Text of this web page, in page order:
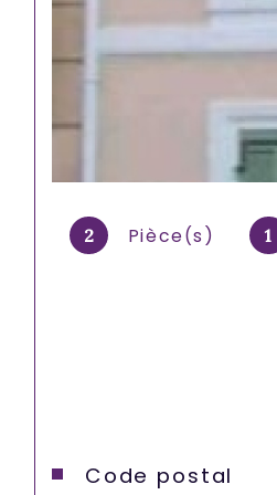
2 Pièce(s) 1
Caractéristiques Valeurs
Code postal